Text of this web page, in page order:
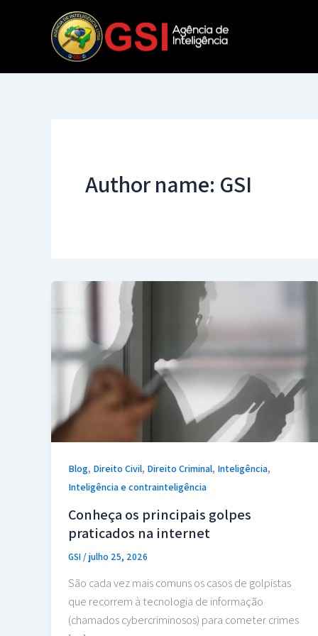
Author name: GSI
Blog, Direito Civil, Direito Criminal, Inteligência,
Inteligência e contrainteligência
Conheça os principais golpes
praticados na internet
GSI/julho 25, 2026
São cada vez mais comuns os casos de golpistas
que recorrem à tecnologia de informação
(chamados cybercriminosos) para cometer crimes